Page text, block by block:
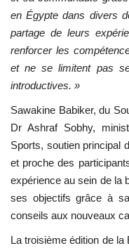
Références
Gallery
Nos Partenaires
opportunités
Language
English Swahili
en Égypte dans divers
partage de leurs
renforcer les
et ne se limitent pas
introductives. »
Sawakine Babiker, du
Dr Ashraf Sobhy,
Sports, soutien principal
et proche des
expérience au sein de la
ses objectifs grâce à
conseils aux nouveaux
La troisième édition de